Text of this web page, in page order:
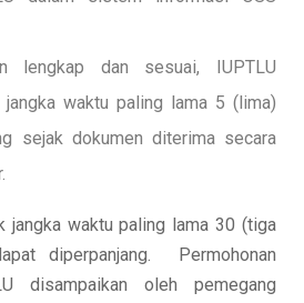
lengkap dan sesuai, IUPTLU
waktu paling lama 5 (lima)
sejak dokumen diterima secara
jangka waktu paling lama 30 (tiga
diperpanjang. Permohonan
disampaikan oleh pemegang